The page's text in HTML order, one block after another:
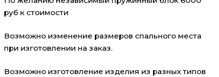
руб к стоимости
Возможно изменение размеров спального места
при изготовлении на заказ.
Возможно изготовление изделия из разных типов